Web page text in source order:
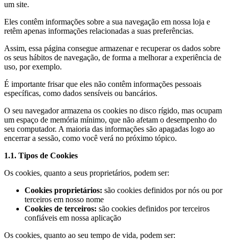
um site.
Eles contêm informações sobre a sua navegação em nossa loja e
retêm apenas informações relacionadas a suas preferências.
Assim, essa página consegue armazenar e recuperar os dados sobre
os seus hábitos de navegação, de forma a melhorar a experiência de
uso, por exemplo.
É importante frisar que eles não contêm informações pessoais
específicas, como dados sensíveis ou bancários.
O seu navegador armazena os cookies no disco rígido, mas ocupam
um espaço de memória mínimo, que não afetam o desempenho do
seu computador. A maioria das informações são apagadas logo ao
encerrar a sessão, como você verá no próximo tópico.
1.1. Tipos de Cookies
Os cookies, quanto a seus proprietários, podem ser:
Cookies proprietários: são cookies definidos por nós ou por
terceiros em nosso nome
Cookies de terceiros: são cookies definidos por terceiros
confiáveis em nossa aplicação
Os cookies, quanto ao seu tempo de vida, podem ser: